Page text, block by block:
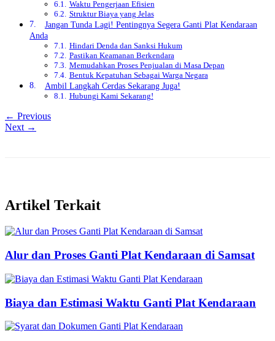
Waktu Pengerjaan Efisien
Struktur Biaya yang Jelas
Jangan Tunda Lagi! Pentingnya Segera Ganti Plat Kendaraan
Anda
Hindari Denda dan Sanksi Hukum
Pastikan Keamanan Berkendara
Memudahkan Proses Penjualan di Masa Depan
Bentuk Kepatuhan Sebagai Warga Negara
Ambil Langkah Cerdas Sekarang Juga!
Hubungi Kami Sekarang!
← Previous
Next →
Artikel Terkait
Alur dan Proses Ganti Plat Kendaraan di Samsat
Biaya dan Estimasi Waktu Ganti Plat Kendaraan